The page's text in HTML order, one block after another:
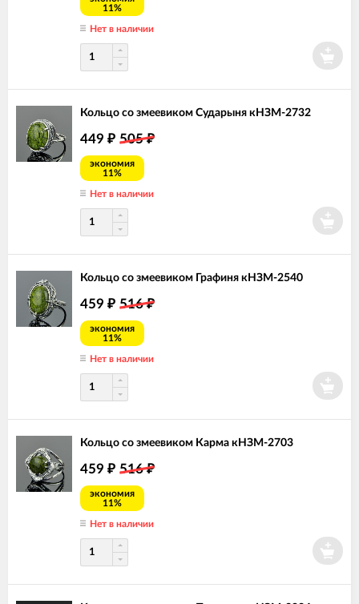
11%
Нет в наличии
Кольцо со змеевиком Сударыня кНЗМ-2732
449 ₽ 505₽
экономия
11%
Нет в наличии
Кольцо со змеевиком Графиня кНЗМ-2540
459 ₽ 516₽
экономия
11%
Нет в наличии
Кольцо со змеевиком Карма кНЗМ-2703
459 ₽ 516₽
экономия
11%
Нет в наличии